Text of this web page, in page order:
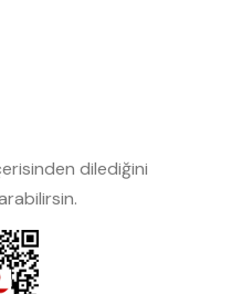
dilediğini